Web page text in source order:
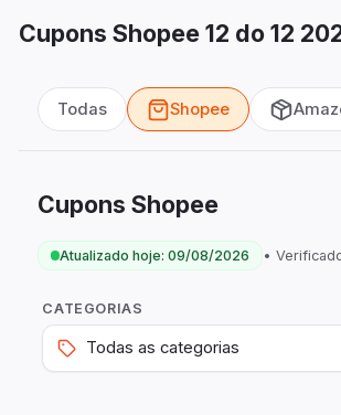
Cupons Shopee12 do 12
Todas Shopee
Cupons Shopee
Atualizado hoje:09/08/2026 •
CATEGORIAS
Todas as categorias